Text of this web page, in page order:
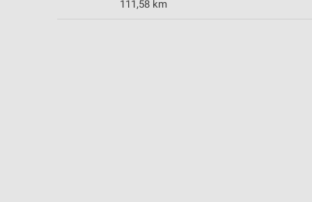
111,58 km
Messung der Performance von Inhalten